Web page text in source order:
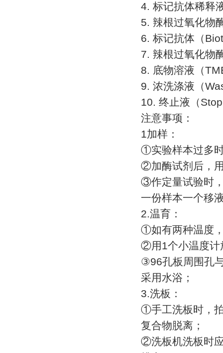
4. 标记抗体稀释
5. 辣根过氧化物
6. 标记抗体（
7. 辣根过氧化物
8. 底物溶液（
9. 浓洗涤液（
10. 终止液（
注意事项：
1加样：
①实验样本过多
②加酶试剂后，
③作定量试验时
一份样本一个移
2.温育：
①如有两种温度
②用1个小温度
③96孔板周围孔
采用水浴；
3.洗板：
①手工洗板时，
复合物脱离；
②洗板机洗板时